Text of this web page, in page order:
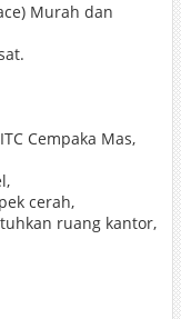
Murah dan
Cempaka Mas,
cerah,
ruang kantor,